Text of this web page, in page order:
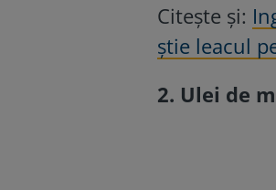
Citeşte şi:
știe leacul
2. Ulei de